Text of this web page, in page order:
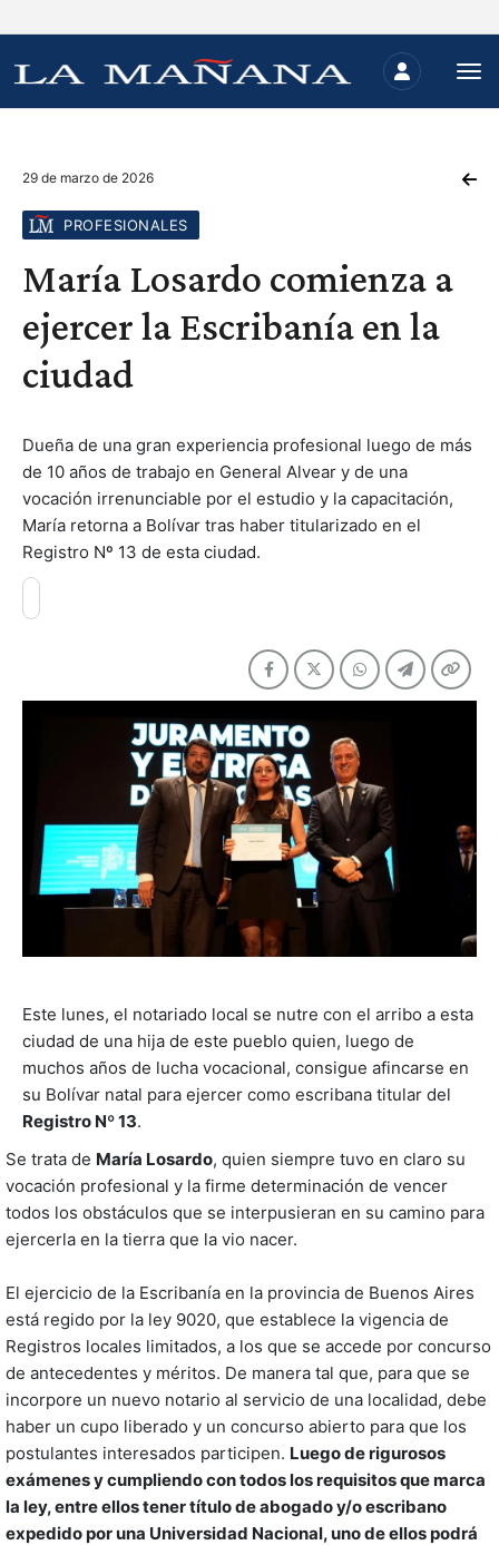
29 de marzo de 2026
PROFESIONALES
María Losardo comienza a
ejercer la Escribanía en la
ciudad
Dueña de una gran experiencia profesional luego de más
de 10 años de trabajo en General Alvear y de una
vocación irrenunciable por el estudio y la capacitación,
María retorna a Bolívar tras haber titularizado en el
Registro Nº 13 de esta ciudad.
Este lunes, el notariado local se nutre con el arribo a esta
ciudad de una hija de este pueblo quien, luego de
muchos años de lucha vocacional, consigue afincarse en
su Bolívar natal para ejercer como escribana titular del
Registro Nº 13.
Se trata de María Losardo, quien siempre tuvo en claro su
vocación profesional y la firme determinación de vencer
todos los obstáculos que se interpusieran en su camino para
ejercerla en la tierra que la vio nacer.
El ejercicio de la Escribanía en la provincia de Buenos Aires
está regido por la ley 9020, que establece la vigencia de
Registros locales limitados, a los que se accede por concurso
de antecedentes y méritos. De manera tal que, para que se
incorpore un nuevo notario al servicio de una localidad, debe
haber un cupo liberado y un concurso abierto para que los
postulantes interesados participen. Luego de rigurosos
exámenes y cumpliendo con todos los requisitos que marca
la ley, entre ellos tener título de abogado y/o escribano
expedido por una Universidad Nacional, uno de ellos podrá